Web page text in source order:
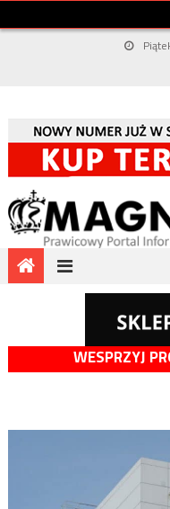
WESPRZYJ